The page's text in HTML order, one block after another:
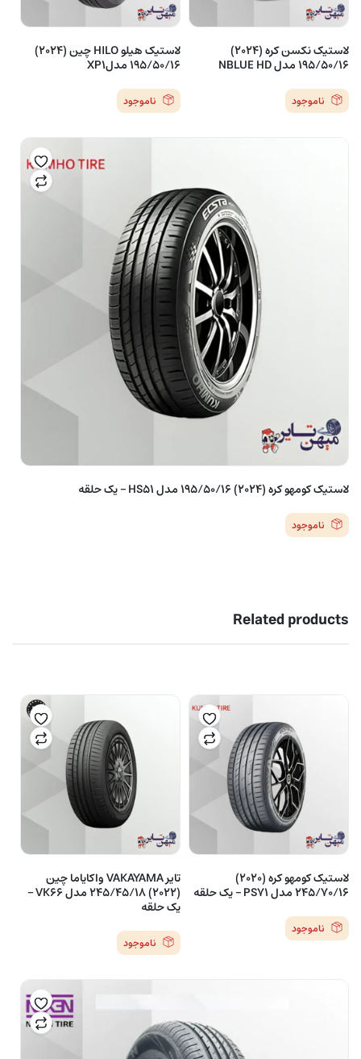
لاستیک نکسن کره (2024)
195/50/16 مدل NBLUE HD
ناموجود
لاستیک هیلو HILO چین (2024)
195/50/16 مدلXP1
ناموجود
لاستیک کومهو کره (2024) 195/50/16 مدل HS51 – یک حلقه
ناموجود
Related products
لاستیک کومهو کره (2020)
245/70/16 مدل PS71 – یک حلقه
ناموجود
تایر VAKAYAMA واکایاما چین
(2022) 245/45/18 مدل VK66 –
یک حلقه
ناموجود